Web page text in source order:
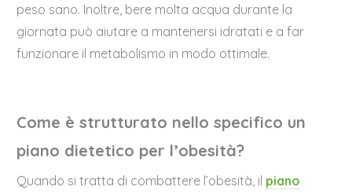
peso sano. Inoltre, bere molta acqua durante la
giornata può aiutare a mantenersi idratati e a far
funzionare il metabolismo in modo ottimale.
Come è strutturato nello specifico un
piano dietetico per l’obesità?
Quando si tratta di combattere l’obesità, il piano